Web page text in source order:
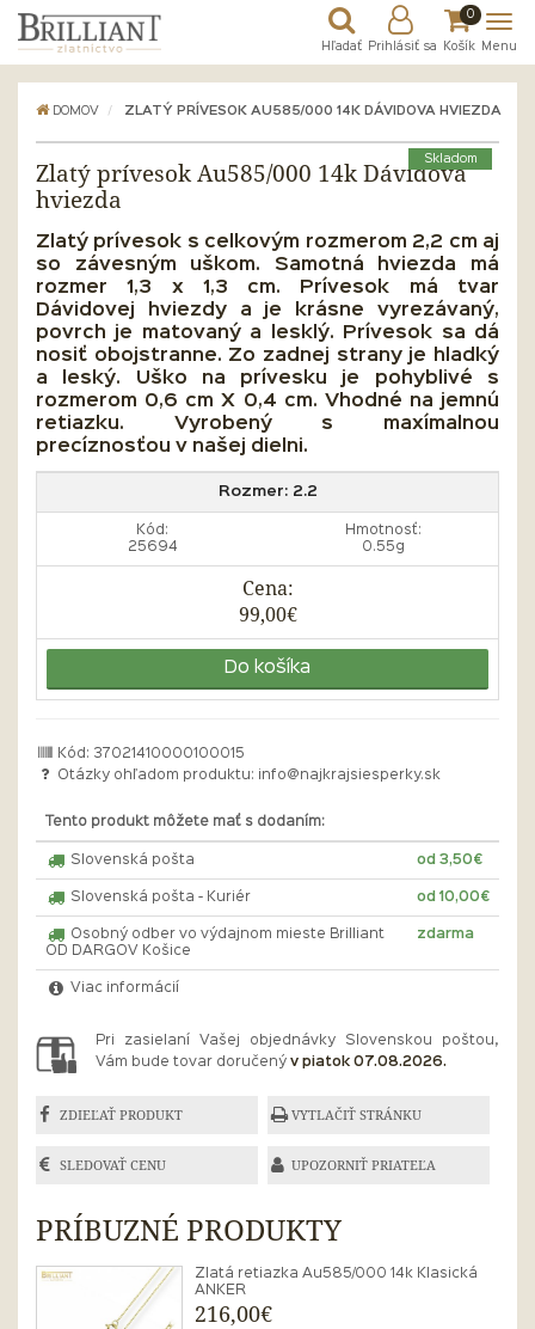
Hľadať Prihlásiť sa
0
Košík Menu
DOMOV ZLATÝ PRÍVESOK AU585/000 14K DÁVIDOVA HVIEZDA
Skladom
Zlatý prívesok Au585/000 14k Dávidova
hviezda
Zlatý prívesok s celkovým rozmerom 2,2 cm aj
so závesným uškom. Samotná hviezda má
rozmer 1,3 x 1,3 cm. Prívesok má tvar
Dávidovej hviezdy a je krásne vyrezávaný,
povrch je matovaný a lesklý. Prívesok sa dá
nosiť obojstranne. Zo zadnej strany je hladký
a leský.
Uško na prívesku je pohyblivé s
rozmerom 0,6 cm X 0,4 cm. Vhodné na jemnú
retiazku. Vyrobený s maxímalnou
precíznosťou v našej dielni.
Rozmer: 2.2
Kód:
25694
Hmotnosť:
0.55g
Cena:
99,00€
Do košíka
Kód: 37021410000100015
Otázky ohľadom produktu:
info@najkrajsiesperky.sk
Tento produkt môžete mať s dodaním:
Slovenská pošta od 3,50€
Slovenská pošta - Kuriér od 10,00€
Osobný odber vo výdajnom mieste Brilliant
OD DARGOV Košice
zdarma
Viac informácií
Pri zasielaní Vašej objednávky Slovenskou poštou,
Vám bude tovar doručený v piatok 07.08.2026.
ZDIEĽAŤ PRODUKT VYTLAČIŤ STRÁNKU
SLEDOVAŤ CENU UPOZORNIŤ PRIATEĽA
PRÍBUZNÉ PRODUKTY
Zlatá retiazka Au585/000 14k Klasická
ANKER
216,00€